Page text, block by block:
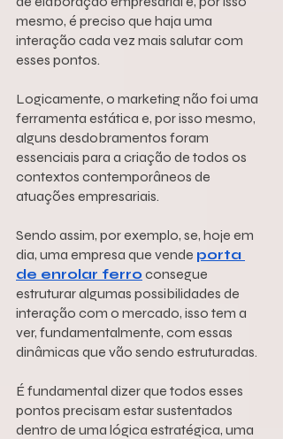
mesmo, é preciso que haja uma
interação cada vez mais salutar com
esses pontos.
Logicamente, o marketing não foi uma
ferramenta estática e, por isso mesmo,
alguns desdobramentos foram
essenciais para a criação de todos os
contextos contemporâneos de
atuações empresariais.
Sendo assim, por exemplo, se, hoje em
dia, uma empresa que vende porta
de enrolar ferro consegue
estruturar algumas possibilidades de
interação com o mercado, isso tem a
ver, fundamentalmente, com essas
dinâmicas que vão sendo estruturadas.
É fundamental dizer que todos esses
pontos precisam estar sustentados
dentro de uma lógica estratégica, uma